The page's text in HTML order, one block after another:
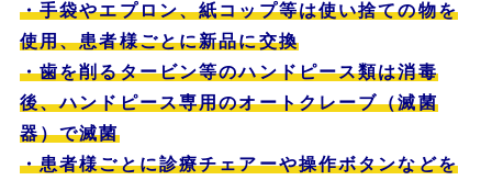
・手袋やエプロン、紙コップ等は使い捨ての物を
使用、患者様ごとに新品に交換
・歯を削るタービン等のハンドピース類は消毒
後、ハンドピース専用のオートクレーブ（滅菌
器）で滅菌
・患者様ごとに診療チェアーや操作ボタンなどを